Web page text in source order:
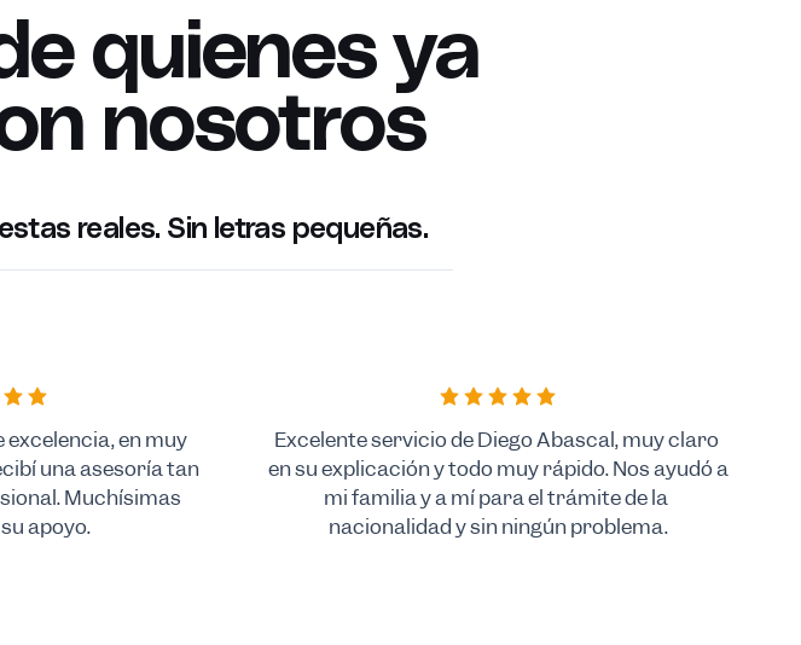
quienes ya
nosotros
reales. Sin letras pequeñas.
excelencia, en muy
una asesoría tan
Muchísimas
apoyo.
Excelente servicio de Diego Abascal, muy claro
en su explicación y todo muy rápido. Nos ayudó a
mi familia y a mí para el trámite de la
nacionalidad y sin ningún problema.